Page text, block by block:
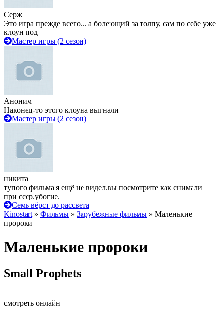
Серж
Это игра прежде всего... а болеющий за толпу, сам по себе уже
клоун под
Мастер игры (2 сезон)
Аноним
Наконец-то этого клоуна выгнали
Мастер игры (2 сезон)
никита
тупого фильма я ещё не видел.вы посмотрите как снимали
при ссср.убогие.
Семь вёрст до рассвета
Kinostart » Фильмы » Зарубежные фильмы » Маленькие
пророки
Маленькие пророки
Small Prophets
смотреть онлайн